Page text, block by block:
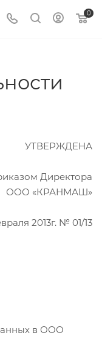
0
УТВЕРЖДЕНА
Директора
ООО «КРАНМАШ»
2013г. № 01/13
в ООО